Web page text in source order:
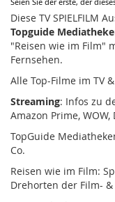
Diese TV SPIELFILM
Topguide
"Reisen wie im Film"
Fernsehen.
Alle Top-Filme im TV
Streaming: Infos zu
Amazon Prime,
TopGuide
Co.
Reisen wie im Film:
Drehorten der Film-
Anfang
der
Bildergalerie
springen